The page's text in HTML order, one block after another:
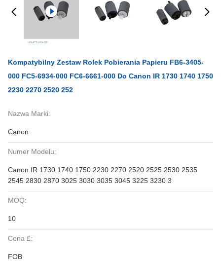
Kompatybilny Zestaw Rolek Pobierania Papieru FB6-3405-
000 FC5-6934-000 FC6-6661-000 Do Canon IR 1730 1740 1750
2230 2270 2520 252
Nazwa Marki:
Canon
Numer Modelu:
Canon IR 1730 1740 1750 2230 2270 2520 2525 2530 2535
2545 2830 2870 3025 3030 3035 3045 3225 3230 3
MOQ:
10
Cena £:
FOB